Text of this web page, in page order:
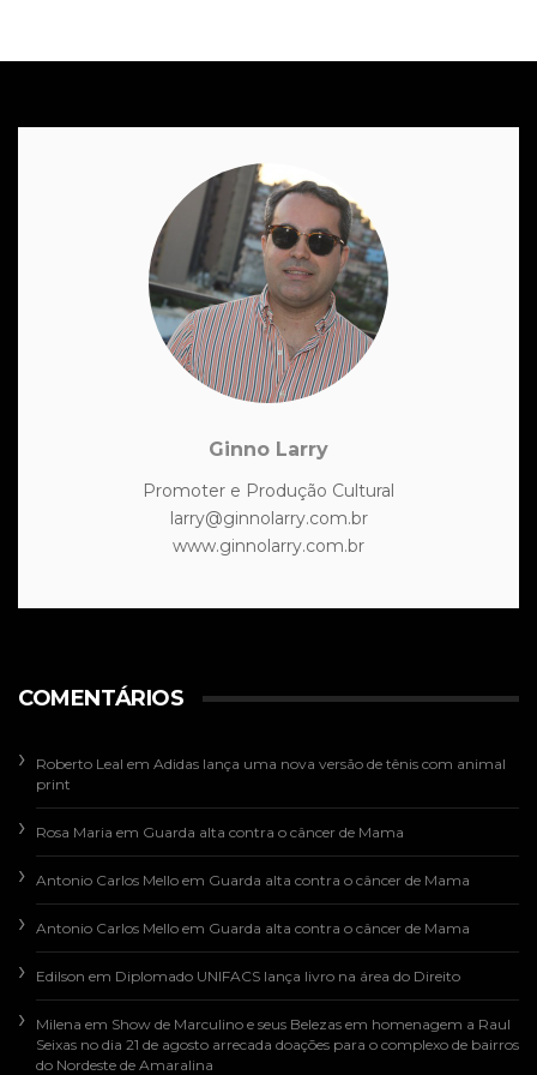
Ginno Larry
Promoter e Produção Cultural
larry@ginnolarry.com.br
www.ginnolarry.com.br
COMENTÁRIOS
Roberto Leal em Adidas lança uma nova versão de tênis com animal
print
Rosa Maria em Guarda alta contra o câncer de Mama
Antonio Carlos Mello em Guarda alta contra o câncer de Mama
Antonio Carlos Mello em Guarda alta contra o câncer de Mama
Edilson em Diplomado UNIFACS lança livro na área do Direito
Milena em Show de Marculino e seus Belezas em homenagem a Raul
Seixas no dia 21 de agosto arrecada doações para o complexo de bairros
do Nordeste de Amaralina